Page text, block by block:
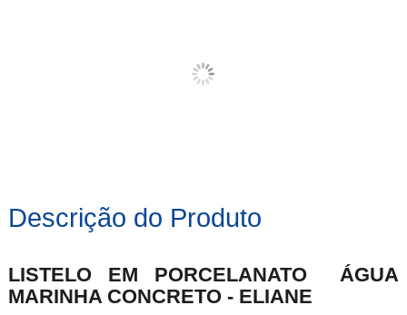
Descrição do Produto
LISTELO EM PORCELANATO ÁGUA
MARINHA CONCRETO - ELIANE